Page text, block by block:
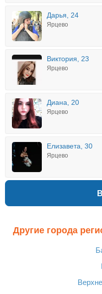
Дарья, 24
Ярцево
Виктория, 23
Ярцево
Диана, 20
Ярцево
Елизавета, 30
Ярцево
Другие города